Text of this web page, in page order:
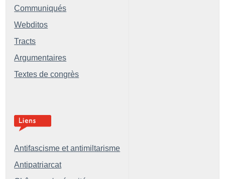
Communiqués
Webditos
Tracts
Argumentaires
Textes de congrès
Antifascisme et antimiltarisme
Antipatriarcat